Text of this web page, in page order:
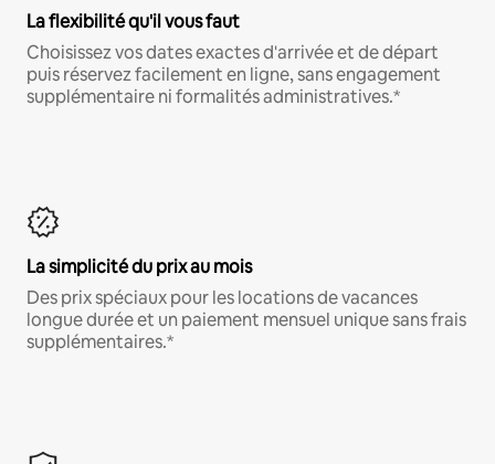
La flexibilité qu'il vous faut
Choisissez vos dates exactes d'arrivée et de départ
puis réservez facilement en ligne, sans engagement
supplémentaire ni formalités administratives.*
La simplicité du prix au mois
Des prix spéciaux pour les locations de vacances
longue durée et un paiement mensuel unique sans frais
supplémentaires.*